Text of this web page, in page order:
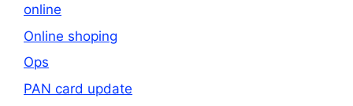
online
Online shoping
Ops
PAN card update